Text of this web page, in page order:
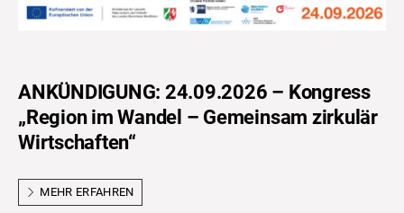
ANKÜNDIGUNG: 24.09.2026 – Kongress
„Region im Wandel – Gemeinsam zirkulär
Wirtschaften“
MEHR ERFAHREN